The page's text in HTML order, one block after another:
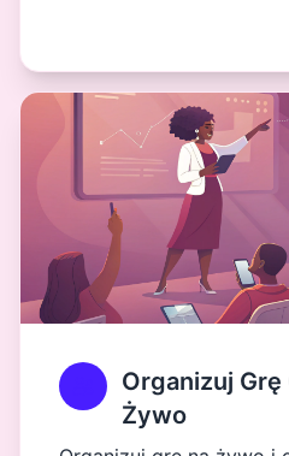
Organizuj
Żywo